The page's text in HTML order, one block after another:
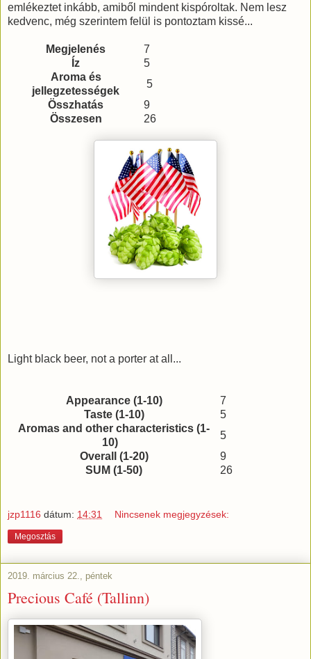
emlékeztet inkább, amiből mindent kispóroltak. Nem lesz
kedvenc, még szerintem felül is pontoztam kissé...
Megjelenés
7
Íz
5
Aroma és
jellegzetességek
5
Összhatás
9
Összesen
26
Light black beer, not a porter at all...
Appearance (1-10)
7
Taste (1-10)
5
Aromas and other characteristics (1-
10)
5
Overall (1-20)
9
SUM (1-50)
26
jzp1116 dátum: 14:31 Nincsenek megjegyzések:
Megosztás
2019. március 22., péntek
Precious Café (Tallinn)